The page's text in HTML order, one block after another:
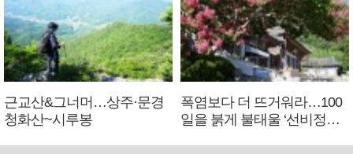
근교산&그너머…상주·문경
청화산~시루봉
폭염보다 더 뜨거워라…100
일을 붉게 불태울 ‘선비정신’